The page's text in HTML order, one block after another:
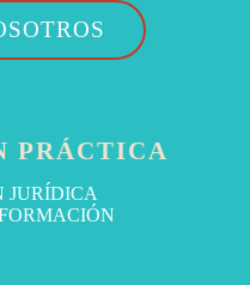
PRÁCTICA
JURÍDICA